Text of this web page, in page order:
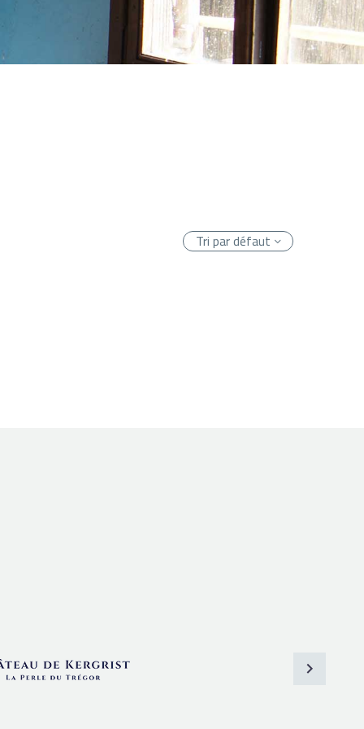
Tri par défaut